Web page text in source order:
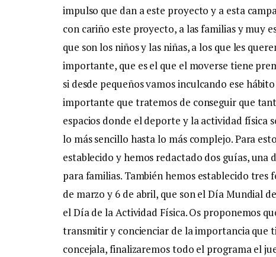
impulso que dan a este proyecto y a esta
con cariño este proyecto, a las familias y muy
que son los niños y las niñas, a los que les
importante, que es el que el moverse tiene
si desde pequeños vamos inculcando ese
importante que tratemos de conseguir que
espacios donde el deporte y la actividad física
lo más sencillo hasta lo más complejo. Para
establecido y hemos redactado dos guías,
para familias. También hemos establecido tres
de marzo y 6 de abril, que son el Día Mundial
el Día de la Actividad Física. Os proponemos
transmitir y concienciar de la importancia que
concejala, finalizaremos todo el programa el